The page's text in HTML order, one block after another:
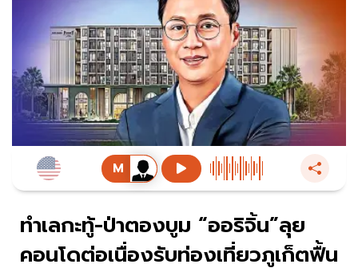
ทำเลกะทู้-ป่าตองบูม “ออริจิ้น”ลุย
คอนโดต่อเนื่องรับท่องเที่ยวภูเก็ตฟื้น